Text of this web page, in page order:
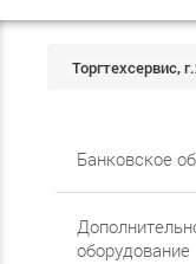
Торгтехсервис,
Банковское
оборудование